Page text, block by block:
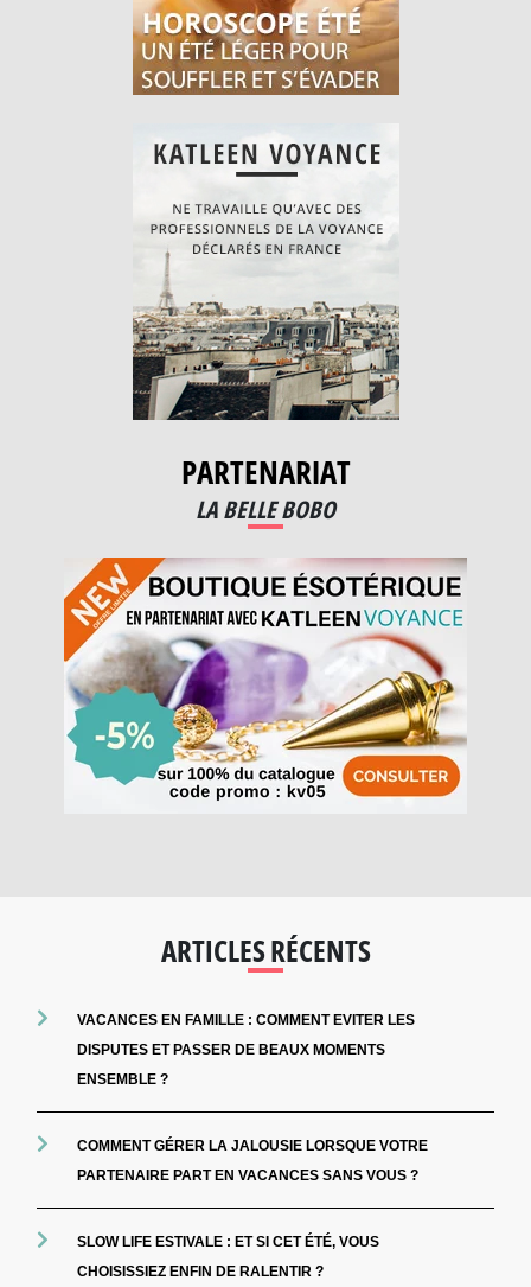
PARTENARIAT
LA BELLE BOBO
ARTICLES RÉCENTS
VACANCES EN FAMILLE : COMMENT EVITER LES
DISPUTES ET PASSER DE BEAUX MOMENTS
ENSEMBLE ?
COMMENT GÉRER LA JALOUSIE LORSQUE VOTRE
PARTENAIRE PART EN VACANCES SANS VOUS ?
SLOW LIFE ESTIVALE : ET SI CET ÉTÉ, VOUS
CHOISISSIEZ ENFIN DE RALENTIR ?